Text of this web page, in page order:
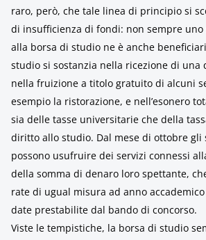
raro, però, che tale linea di principio si
di insufficienza di fondi: non sempre
alla borsa di studio ne è anche
studio si sostanzia nella ricezione di una
nella fruizione a titolo gratuito di alcuni
esempio la ristorazione, e nell’esonero
sia delle tasse universitarie che della
diritto allo studio. Dal mese di ottobre
possono usufruire dei servizi connessi
della somma di denaro loro spettante,
rate di ugual misura ad anno
date prestabilite dal bando di concorso.
Viste le tempistiche, la borsa di studio